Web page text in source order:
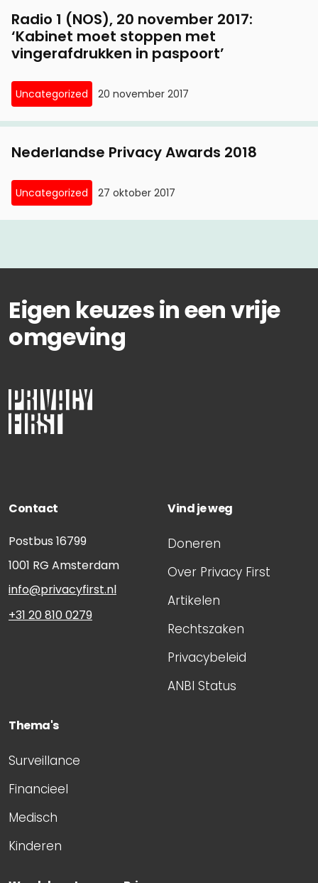
Radio 1 (NOS), 20 november 2017:
‘Kabinet moet stoppen met
vingerafdrukken in paspoort’
Uncategorized 20 november 2017
Nederlandse Privacy Awards 2018
Uncategorized 27 oktober 2017
Eigen keuzes in een vrije
omgeving
Contact
Postbus 16799
1001 RG Amsterdam
info@privacyfirst.nl
+31 20 810 0279
Vind je weg
Doneren
Over Privacy First
Artikelen
Rechtszaken
Privacybeleid
ANBI Status
Thema's
Surveillance
Financieel
Medisch
Kinderen